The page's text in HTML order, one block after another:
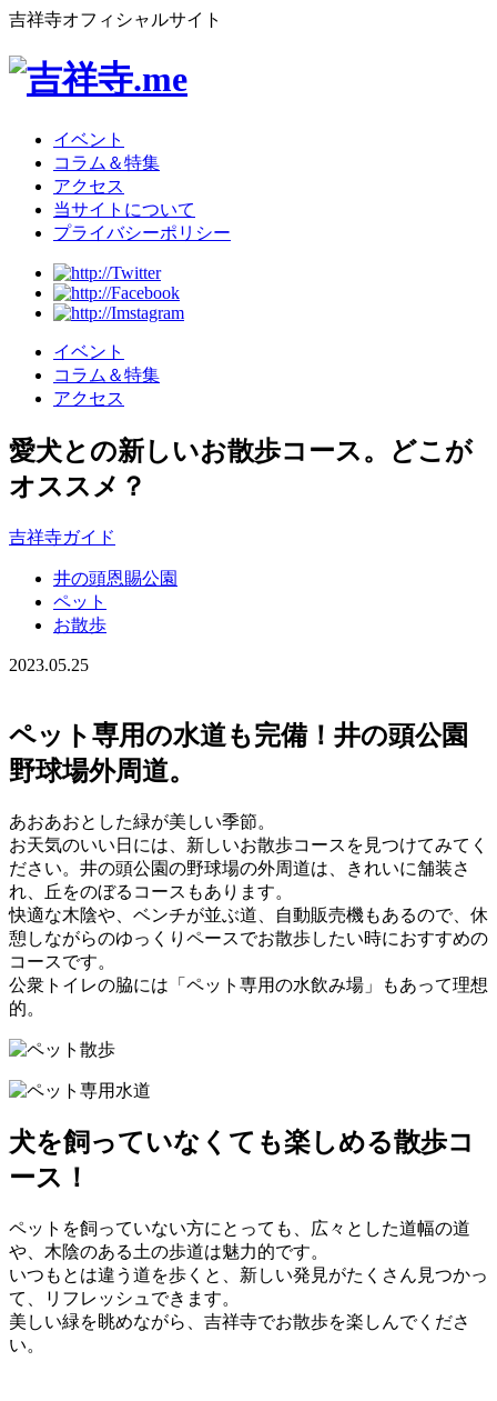
吉祥寺オフィシャルサイト
イベント
コラム＆特集
アクセス
当サイトについて
プライバシーポリシー
イベント
コラム＆特集
アクセス
愛犬との新しいお散歩コース。どこが
オススメ？
吉祥寺ガイド
井の頭恩賜公園
ペット
お散歩
2023.05.25
ペット専用の水道も完備！井の頭公園
野球場外周道。
あおあおとした緑が美しい季節。
お天気のいい日には、新しいお散歩コースを見つけてみてく
ださい。井の頭公園の野球場の外周道は、きれいに舗装さ
れ、丘をのぼるコースもあります。
快適な木陰や、ベンチが並ぶ道、自動販売機もあるので、休
憩しながらのゆっくりペースでお散歩したい時におすすめの
コースです。
公衆トイレの脇には「ペット専用の水飲み場」もあって理想
的。
犬を飼っていなくても楽しめる散歩コ
ース！
ペットを飼っていない方にとっても、広々とした道幅の道
や、木陰のある土の歩道は魅力的です。
いつもとは違う道を歩くと、新しい発見がたくさん見つかっ
て、リフレッシュできます。
美しい緑を眺めながら、吉祥寺でお散歩を楽しんでくださ
い。